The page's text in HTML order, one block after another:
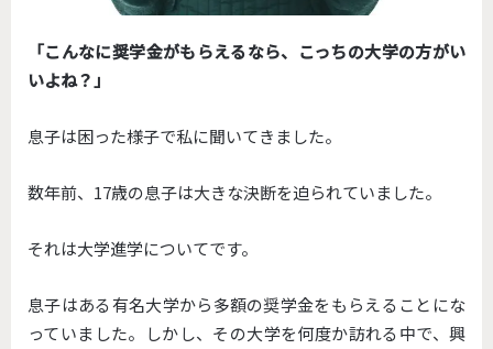
「こんなに奨学金がもらえるなら、こっちの大学の方がい
いよね？」
息子は困った様子で私に聞いてきました。
数年前、17歳の息子は大きな決断を迫られていました。
それは大学進学についてです。
息子はある有名大学から多額の奨学金をもらえることにな
っていました。しかし、その大学を何度か訪れる中で、興